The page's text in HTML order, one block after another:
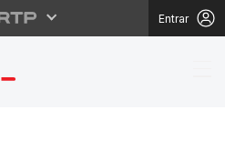
Entrar
volta a